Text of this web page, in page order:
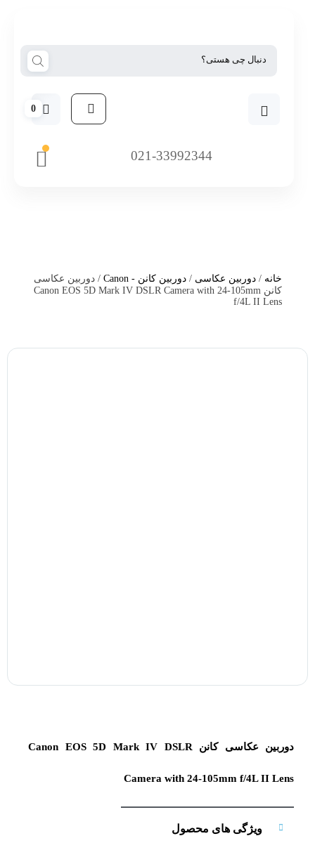
0
021-33992344
خانه / دوربین عکاسی / دوربین کانن - Canon
/ دوربین عکاسی
کانن Canon EOS 5D Mark IV DSLR Camera with 24-105mm
f/4L II Lens
دوربین عکاسی کانن Canon EOS 5D Mark IV DSLR
Camera with 24-105mm f/4L II Lens
ویژگی های محصول